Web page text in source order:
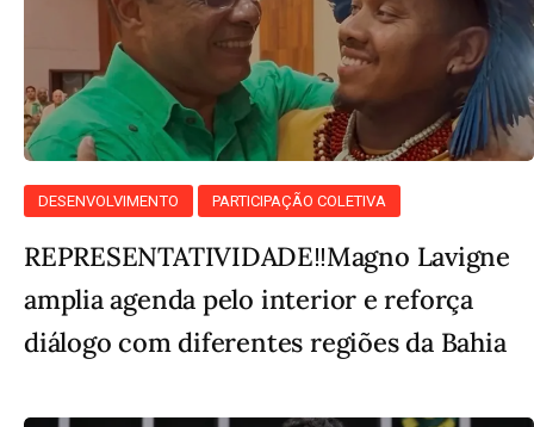
DESENVOLVIMENTO PARTICIPAÇÃO COLETIVA
REPRESENTATIVIDADE‼️Magno Lavigne
amplia agenda pelo interior e reforça
diálogo com diferentes regiões da Bahia